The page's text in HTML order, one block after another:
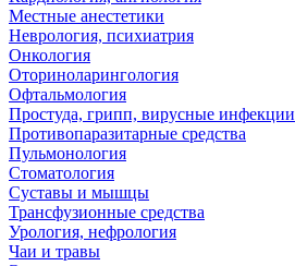
Местные анестетики
Неврология, психиатрия
Онкология
Оториноларингология
Офтальмология
Простуда, грипп, вирусные инфекции
Противопаразитарные средства
Пульмонология
Стоматология
Суставы и мышцы
Трансфузионные средства
Урология, нефрология
Чаи и травы